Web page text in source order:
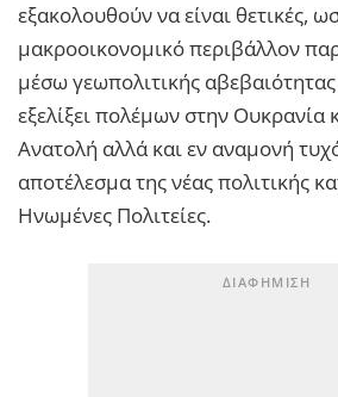
εξακολουθούν να είναι θετικές,
μακροοικονομικό περιβάλλον
μέσω γεωπολιτικής
εξελίξει πολέμων στην Ουκρανία
Ανατολή αλλά και εν αναμονή
αποτέλεσμα της νέας πολιτικής
Ηνωμένες Πολιτείες.